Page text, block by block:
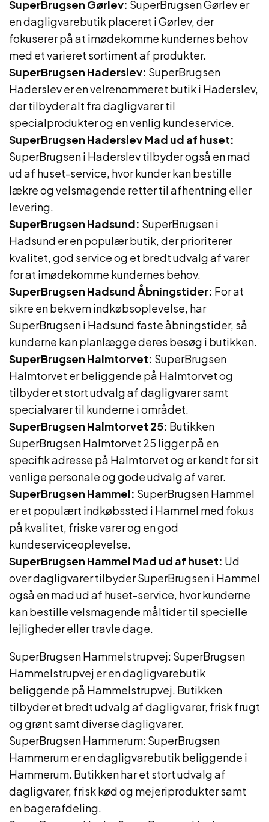
SuperBrugsen Gørlev: SuperBrugsen Gørlev er
en dagligvarebutik placeret i Gørlev, der
fokuserer på at imødekomme kundernes behov
med et varieret sortiment af produkter.
SuperBrugsen Haderslev: SuperBrugsen
Haderslev er en velrenommeret butik i Haderslev,
der tilbyder alt fra dagligvarer til
specialprodukter og en venlig kundeservice.
SuperBrugsen Haderslev Mad ud af huset:
SuperBrugsen i Haderslev tilbyder også en mad
ud af huset-service, hvor kunder kan bestille
lækre og velsmagende retter til afhentning eller
levering.
SuperBrugsen Hadsund: SuperBrugsen i
Hadsund er en populær butik, der prioriterer
kvalitet, god service og et bredt udvalg af varer
for at imødekomme kundernes behov.
SuperBrugsen Hadsund Åbningstider: For at
sikre en bekvem indkøbsoplevelse, har
SuperBrugsen i Hadsund faste åbningstider, så
kunderne kan planlægge deres besøg i butikken.
SuperBrugsen Halmtorvet: SuperBrugsen
Halmtorvet er beliggende på Halmtorvet og
tilbyder et stort udvalg af dagligvarer samt
specialvarer til kunderne i området.
SuperBrugsen Halmtorvet 25: Butikken
SuperBrugsen Halmtorvet 25 ligger på en
specifik adresse på Halmtorvet og er kendt for sit
venlige personale og gode udvalg af varer.
SuperBrugsen Hammel: SuperBrugsen Hammel
er et populært indkøbssted i Hammel med fokus
på kvalitet, friske varer og en god
kundeserviceoplevelse.
SuperBrugsen Hammel Mad ud af huset: Ud
over dagligvarer tilbyder SuperBrugsen i Hammel
også en mad ud af huset-service, hvor kunderne
kan bestille velsmagende måltider til specielle
lejligheder eller travle dage.
SuperBrugsen Hammelstrupvej: SuperBrugsen
Hammelstrupvej er en dagligvarebutik
beliggende på Hammelstrupvej. Butikken
tilbyder et bredt udvalg af dagligvarer, frisk frugt
og grønt samt diverse dagligvarer.
SuperBrugsen Hammerum: SuperBrugsen
Hammerum er en dagligvarebutik beliggende i
Hammerum. Butikken har et stort udvalg af
dagligvarer, frisk kød og mejeriprodukter samt
en bagerafdeling.